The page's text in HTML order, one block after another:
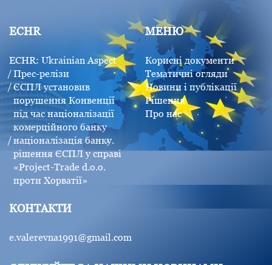
ECHR
ECHR: Ukrainian Aspect
Прес-релізи
ЄСПЛ установив
порушення Конвенції
під час націоналізації
комерційного банку
націоналізація банку.
рішення ЄСПЛ у справі
«Project-Trade d.o.o.
проти Хорватії»
МЕНЮ
Корисні документи
Тематичні огляди
Новини і публікації
Рішення
Про нас
КОНТАКТИ
e.valerevna1991@gmail.com